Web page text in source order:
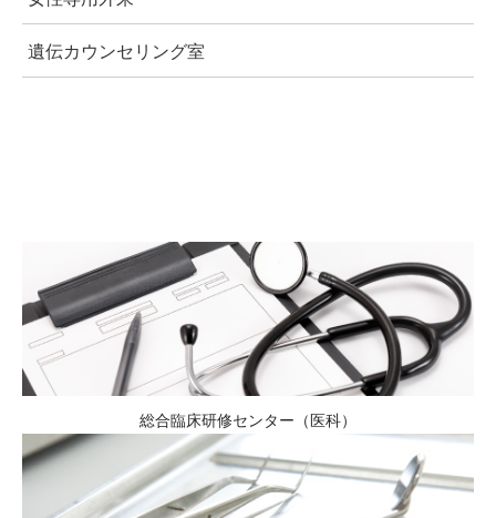
遺伝カウンセリング室
総合臨床研修センター（医科）